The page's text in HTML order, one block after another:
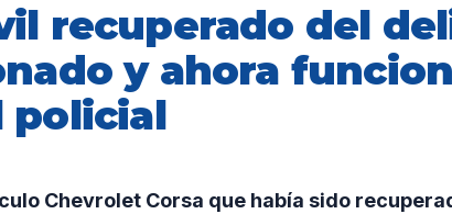
recuperado del
y ahora
policial
Chevrolet Corsa que había sido